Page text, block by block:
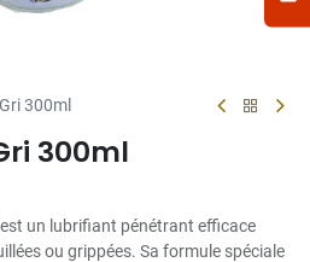
300ml
300ml
un lubrifiant pénétrant efficace
ou grippées. Sa formule spéciale